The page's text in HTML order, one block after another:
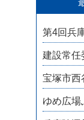
第4回兵
建設常任
宝塚市西
ゆめ広場